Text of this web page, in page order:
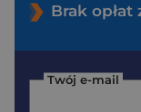
Brak
Twój e-mail